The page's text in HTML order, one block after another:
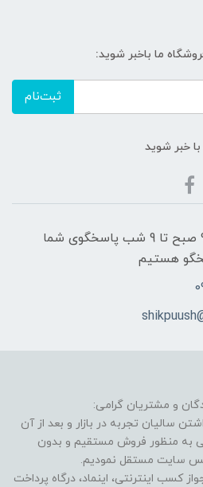
ما باخبر شوید:
ثبت‌نام
خبر شوید
هفت روز هفته ،از ساعت 9 صبح تا 9 شب پاسخگوی شما
هستیم
و مشتریان گرامی:
سالیان تجربه در بازار و بعد از آن
به منظور فروش مستقیم و بدون
سایت مستقل نمودیم.
اینترنتی، اینماد، درگاه پرداخت